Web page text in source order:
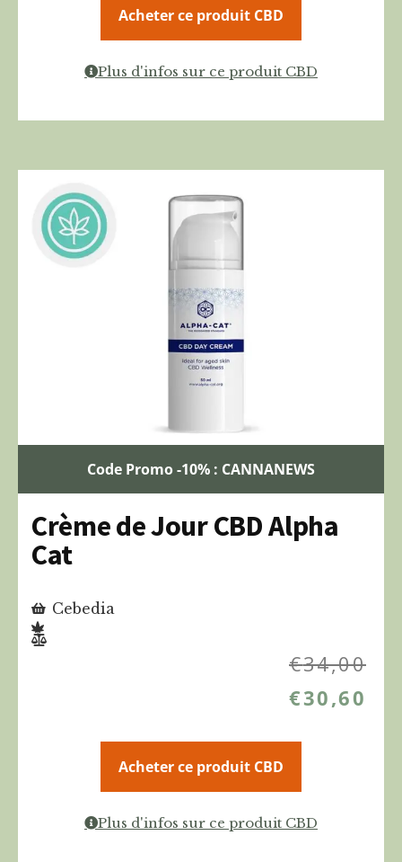
Acheter ce produit CBD
Plus d'infos sur ce produit CBD
Code Promo -10% : CANNANEWS
Crème de Jour CBD Alpha
Cat
Cebedia
€34,00
€30,60
Acheter ce produit CBD
Plus d'infos sur ce produit CBD